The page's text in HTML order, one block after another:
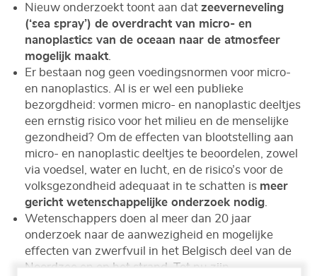
Nieuw onderzoekt toont aan dat zeeverneveling
(‘sea spray’) de overdracht van micro- en
nanoplastics van de oceaan naar de atmosfeer
mogelijk maakt
Er bestaan nog geen voedingsnormen voor micro-
en nanoplastics. Al is er wel een publieke
bezorgdheid: vormen micro- en nanoplastic deeltjes
een ernstig risico voor het milieu en de menselijke
gezondheid? Om de effecten van blootstelling aan
micro- en nanoplastic deeltjes te beoordelen, zowel
via voedsel, water en lucht, en de risico’s voor de
volksgezondheid adequaat in te schatten is meer
gericht wetenschappelijke onderzoek nodig
Wetenschappers doen al meer dan 20 jaar
onderzoek naar de aanwezigheid en mogelijke
effecten van zwerfvuil in het Belgisch deel van de
Noordzee en op het strand. Tot nu zijn